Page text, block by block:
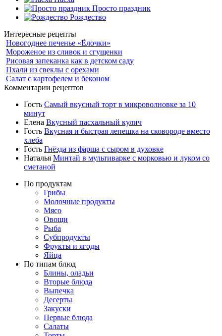
Просто праздник
Рождество
Интересные рецепты
Новогоднее печенье «Ёлочки»
Мороженое из сливок и сгущенки
Рисовая запеканка как в детском саду
Пхали из свеклы с орехами
Салат с картофелем и беконом
Комментарии рецептов
Гость Самый вкусный торт в микроволновке за 10
минут
Елена Вкусный пасхальный кулич
Гость Вкусная и быстрая лепешка на сковороде вместо
хлеба
Гость Гнёзда из фарша с сыром в духовке
Наталья Минтай в мультиварке с морковью и луком со
сметаной
По продуктам
Грибы
Молочные продукты
Мясо
Овощи
Рыба
Субпродукты
Фрукты и ягоды
Яйца
По типам блюд
Блины, оладьи
Вторые блюда
Выпечка
Десерты
Закуски
Первые блюда
Салаты